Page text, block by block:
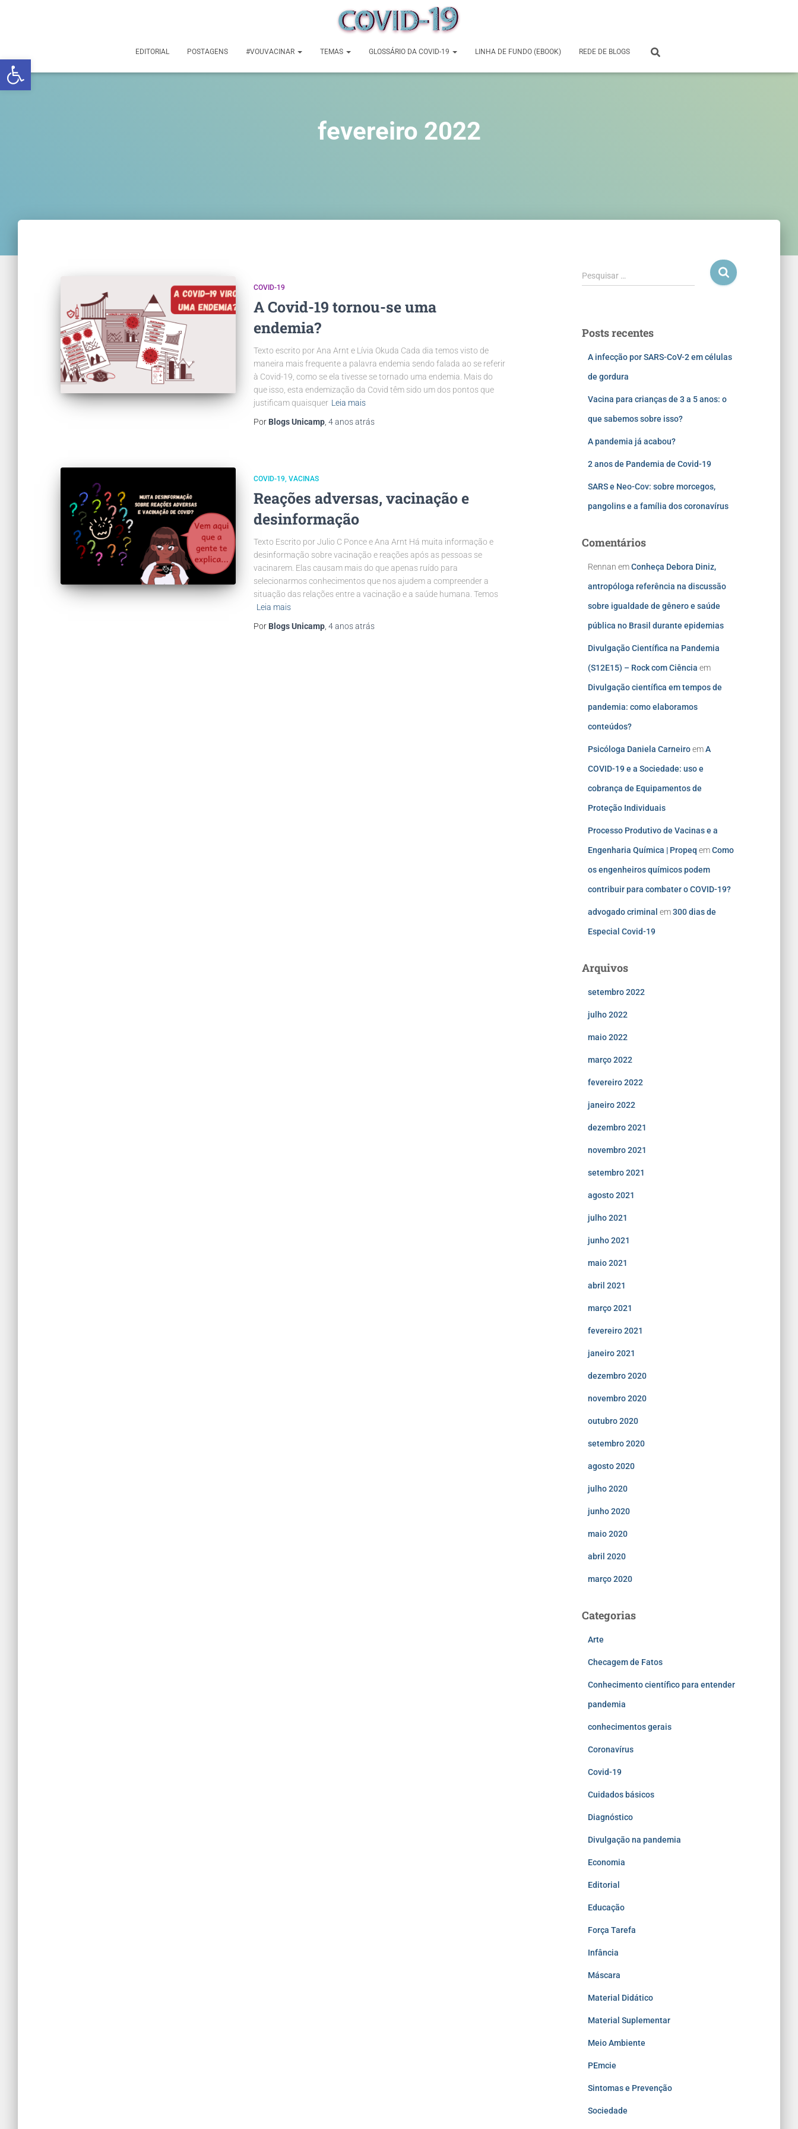
Abrir a barra de ferramentas
EDITORIAL POSTAGENS #VOUVACINAR TEMAS GLOSSÁRIO DA COVID-19 LINHA DE FUNDO (EBOOK) REDE DE BLOGS
fevereiro 2022
COVID-19
A Covid-19 tornou-se uma
endemia?
Texto escrito por Ana Arnt e Lívia Okuda Cada dia temos visto de
maneira mais frequente a palavra endemia sendo falada ao se referir
à Covid-19, como se ela tivesse se tornado uma endemia. Mais do
que isso, esta endemização da Covid têm sido um dos pontos que
justificam quaisquer Leia mais
Por Blogs Unicamp 4 anosatrás
COVID-19 VACINAS
Reações adversas, vacinação e
desinformação
Texto Escrito por Julio C Ponce e Ana Arnt Há muita informação e
desinformação sobre vacinação e reações após as pessoas se
vacinarem. Elas causam mais do que apenas ruído para
selecionarmos conhecimentos que nos ajudem a compreender a
situação das relações entre a vacinação e a saúde humana. Temos
Leia mais
Por Blogs Unicamp 4 anosatrás
Pesquisar …
Posts recentes
A infecção por SARS-CoV-2 em células
de gordura
Vacina para crianças de 3 a 5 anos: o
que sabemos sobre isso?
A pandemia já acabou?
2 anos de Pandemia de Covid-19
SARS e Neo-Cov: sobre morcegos,
pangolins e a família dos coronavírus
Comentários
Rennan emConheça Debora Diniz,
antropóloga referência na discussão
sobre igualdade de gênero e saúde
pública no Brasil durante epidemias
Divulgação Científica na Pandemia
(S12E15) – Rock com Ciência em
Divulgação científica em tempos de
pandemia: como elaboramos
conteúdos?
Psicóloga Daniela CarneiroemA
COVID-19 e a Sociedade: uso e
cobrança de Equipamentos de
Proteção Individuais
Processo Produtivo de Vacinas e a
Engenharia Química | Propeq emComo
os engenheiros químicos podem
contribuir para combater o COVID-19?
advogado criminal em300 dias de
Especial Covid-19
Arquivos
setembro 2022
julho 2022
maio 2022
março 2022
fevereiro 2022
janeiro 2022
dezembro 2021
novembro 2021
setembro 2021
agosto 2021
julho 2021
junho 2021
maio 2021
abril 2021
março 2021
fevereiro 2021
janeiro 2021
dezembro 2020
novembro 2020
outubro 2020
setembro 2020
agosto 2020
julho 2020
junho 2020
maio 2020
abril 2020
março 2020
Categorias
Arte
Checagem de Fatos
Conhecimento científico para entender
pandemia
conhecimentos gerais
Coronavírus
Covid-19
Cuidados básicos
Diagnóstico
Divulgação na pandemia
Economia
Editorial
Educação
Força Tarefa
Infância
Máscara
Material Didático
Material Suplementar
Meio Ambiente
PEmcie
Sintomas e Prevenção
Sociedade